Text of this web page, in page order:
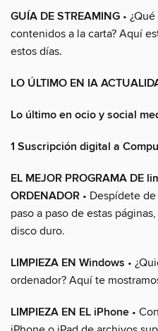
GUÍA DE STREAMING •
contenidos a la carta? Aquí
estos días.
LO ÚLTIMO EN IA
Lo último en ocio y social
1 Suscripción digital a
EL MEJOR PROGRAMA DE
ORDENADOR • Despídete
paso a paso de estas
disco duro.
LIMPIEZA EN Windows •
ordenador? Aquí te
LIMPIEZA EN EL iPhone •